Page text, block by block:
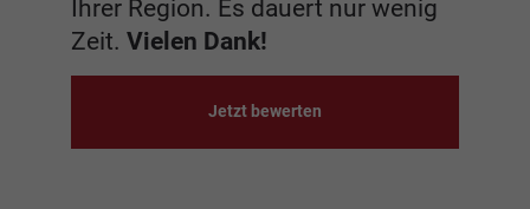
Ihrer Region. Es dauert nur wenig
Zeit. Vielen Dank!
Jetzt bewerten